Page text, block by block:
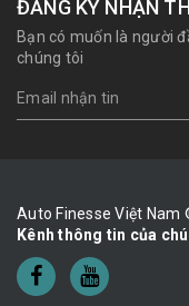
ĐĂNG KÝ NHẬN
Bạn có muốn là người
chúng tôi
Auto Finesse Việt Nam
Kênh thông tin của